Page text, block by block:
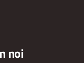
noi